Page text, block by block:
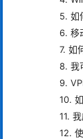
5. 如
6. 移
7. 如
8. 我
9.
10.
11.
12.